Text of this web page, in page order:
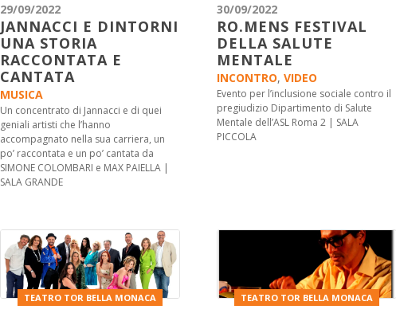
29/09/2022
JANNACCI E DINTORNI
UNA STORIA
RACCONTATA E
CANTATA
MUSICA
Un concentrato di Jannacci e di quei
geniali artisti che l’hanno
accompagnato nella sua carriera, un
po’ raccontata e un po’ cantata da
SIMONE COLOMBARI e MAX PAIELLA |
SALA GRANDE
30/09/2022
RO.MENS FESTIVAL
DELLA SALUTE
MENTALE
INCONTRO, VIDEO
Evento per l’inclusione sociale contro il
pregiudizio Dipartimento di Salute
Mentale dell’ASL Roma 2 | SALA
PICCOLA
TEATRO TOR BELLA MONACA TEATRO TOR BELLA MONACA